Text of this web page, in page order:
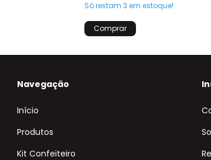
Só restam 3 em estoque!
Navegação
Início
Produtos
Kit Confeiteiro